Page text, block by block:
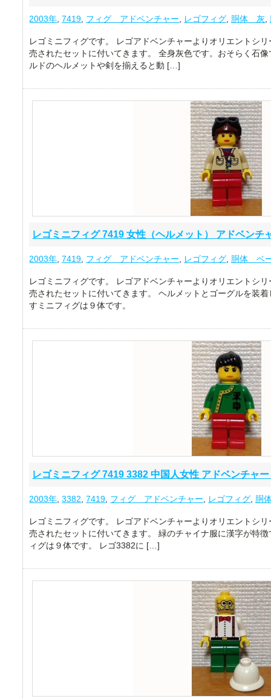
2003年 ,7419 フィグ アドベンチャー レゴフィグ 胴体 灰
レゴミニフィグです。 レゴアドベンチャーよりオリエントシ
売されたセットに付いてきます。 全身灰色です。おそらく石
ルドのヘルメットや剣を揃えると動 […]
レゴミニフィグ 7419 女性（ヘルメット） アドベン
2003年 ,7419 フィグ アドベンチャー レゴフィグ 胴体 ベ
レゴミニフィグです。 レゴアドベンチャーよりオリエントシ
売されたセットに付いてきます。 ヘルメットとゴーグルを装
すミニフィグは９体です。
レゴミニフィグ 7419 3382 中国人女性 アドベンチャ
2003年 ,3382 ,7419 フィグ アドベンチャー レゴフィグ 胴
レゴミニフィグです。 レゴアドベンチャーよりオリエントシ
売されたセットに付いてきます。 緑のチャイナ服に漢字が特
ィグは９体です。 レゴ3382に […]